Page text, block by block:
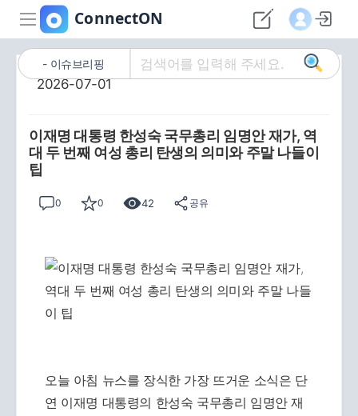
이슈브리핑
2026-07-01
이재명 대통령 한성숙 국무총리 임명안 재가, 역
대 두 번째 여성 총리 탄생의 의미와 주말 나들이
팁
0 0 42 공유
오늘 아침 뉴스를 장식한 가장 뜨거운 소식은 단
연 이재명 대통령의 한성숙 국무총리 임명안 재